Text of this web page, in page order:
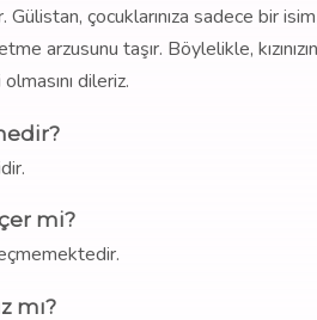
Gülistan, çocuklarınıza sadece bir
arzusunu taşır. Böylelikle,
dileriz.
mi?
mı?